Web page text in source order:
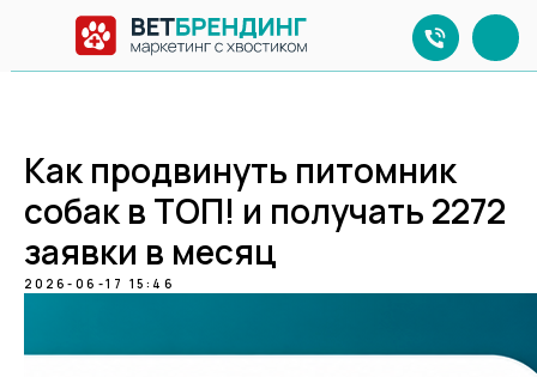
Как продвинуть питомник
собак в ТОП! и получать 2272
заявки в месяц
2026-06-17 15:46